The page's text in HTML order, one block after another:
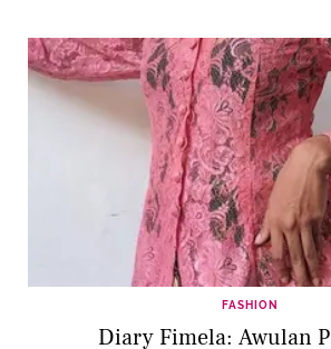
FASHION
Diary Fimela: Awulan